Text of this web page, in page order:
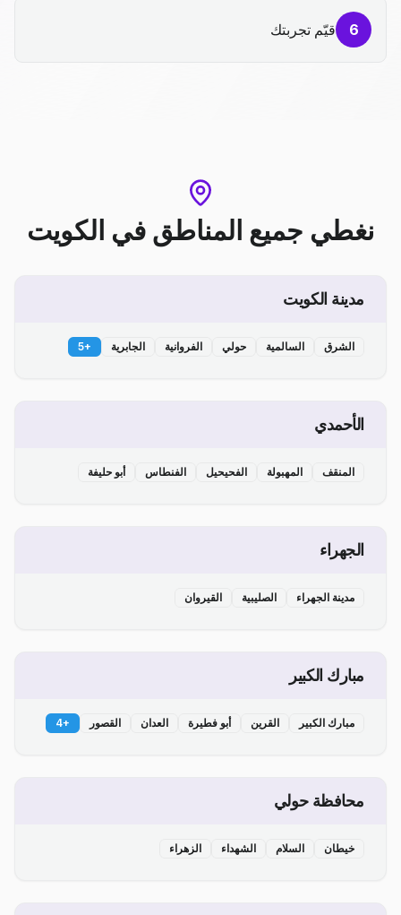
6 قيّم تجربتك
نغطي جميع المناطق في الكويت
مدينة الكويت
الشرق السالمية حولي الفروانية الجابرية +
5
الأحمدي
المنقف المهبولة الفحيحيل الفنطاس أبو حليفة
الجهراء
مدينة الجهراء الصليبية القيروان
مبارك الكبير
مبارك الكبير القرين أبو فطيرة العدان القصور +
4
محافظة حولي
خيطان السلام الشهداء الزهراء